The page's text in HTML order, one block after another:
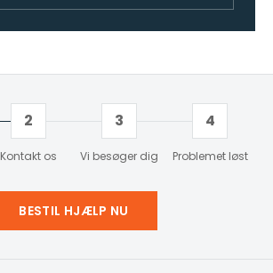
2
Kontakt os
3
Vi besøger dig
4
Problemet løst
BESTIL HJÆLP NU